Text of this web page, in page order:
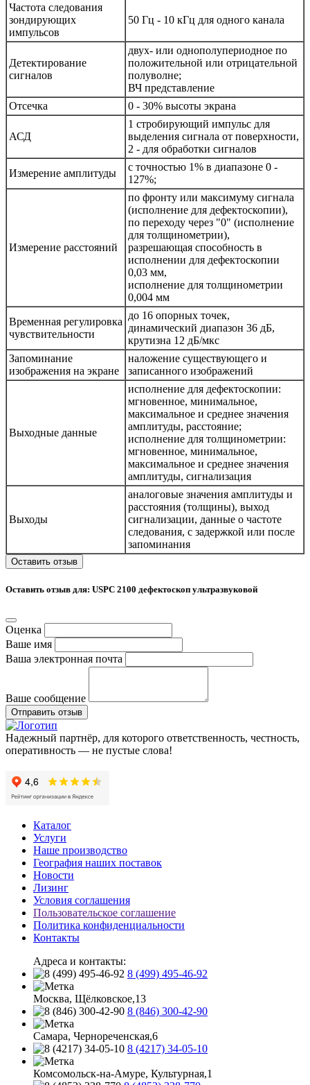
Частота следования
зондирующих
импульсов
50 Гц - 10 кГц для одного канала
Детектирование
сигналов
двух- или однополупериодное по
положительной или отрицательной
полуволне;
ВЧ представление
Отсечка
0 - 30% высоты экрана
АСД
1 стробирующий импульс для
выделения сигнала от поверхности,
2 - для обработки сигналов
Измерение амплитуды
с точностью 1% в диапазоне 0 -
127%;
Измерение расстояний
по фронту или максимуму сигнала
(исполнение для дефектоскопии),
по переходу через "0" (исполнение
для толщинометрии),
разрешающая способность в
исполнении для дефектоскопии
0,03 мм,
исполнение для толщинометрии
0,004 мм
Временная регулировка
чувствительности
до 16 опорных точек,
динамический диапазон 36 дБ,
крутизна 12 дБ/мкс
Запоминание
изображения на экране
наложение существующего и
записанного изображений
Выходные данные
исполнение для дефектоскопии:
мгновенное, минимальное,
максимальное и среднее значения
амплитуды, расстояние;
исполнение для толщинометрии:
мгновенное, минимальное,
максимальное и среднее значения
амплитуды, сигнализация
Выходы
аналоговые значения амплитуды и
расстояния (толщины), выход
сигнализации, данные о частоте
следования, с задержкой или после
запоминания
Оставить отзыв
Оставить отзыв для: USPC 2100 дефектоскоп ультразвуковой
Оценка
Ваше имя
Ваша электронная почта
Ваше сообщение
Отправить отзыв
Надежный партнёр, для которого ответственность, честность,
оперативность — не пустые слова!
Каталог
Услуги
Наше производство
География наших поставок
Новости
Лизинг
Условия соглашения
Пользовательское соглашение
Политика конфиденциальности
Контакты
Адреса и контакты:
8 (499) 495-46-92
Москва, Щёлковское,13
8 (846) 300-42-90
Самара, Чернореченская,6
8 (4217) 34-05-10
Комсомольск-на-Амуре, Культурная,1